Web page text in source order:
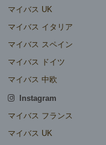
マイバス UK
マイバス イタリア
マイバス スペイン
マイバス ドイツ
マイバス 中欧
Instagram
マイバス フランス
マイバス UK